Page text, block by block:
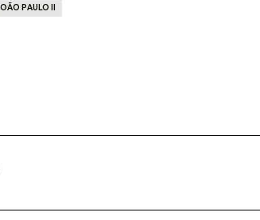
PAULO II